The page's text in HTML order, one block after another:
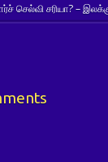
செல்வி சரியா? –